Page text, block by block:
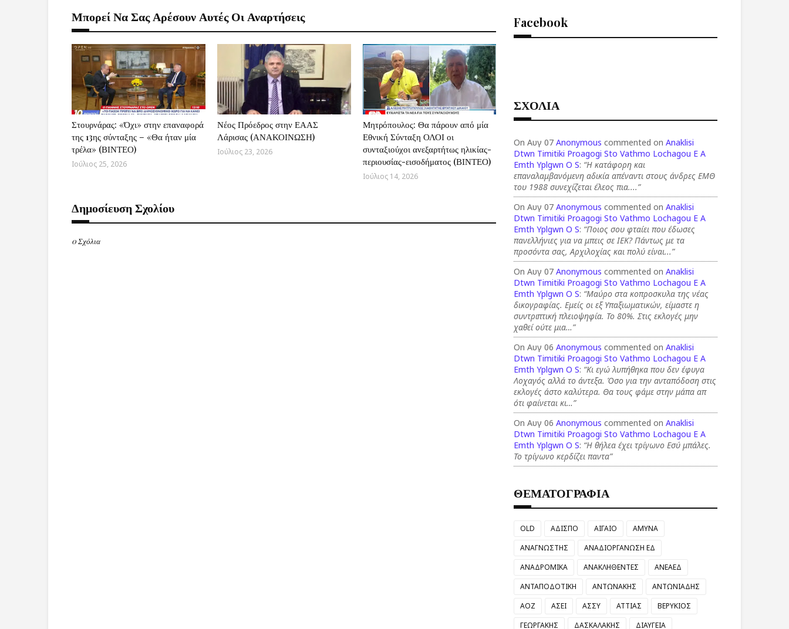
Μπορεί Να Σας Αρέσουν Αυτές Οι Αναρτήσεις
Στουρνάρας: «Όχι» στην επαναφορά
της 13ης σύνταξης – «Θα ήταν μία
τρέλα» (ΒΙΝΤΕΟ)
Ιούλιος 25, 2026
Νέος Πρόεδρος στην ΕΑΑΣ
Λάρισας (ΑΝΑΚΟΙΝΩΣΗ)
Ιούλιος 23, 2026
Μητρόπουλος: Θα πάρουν από μία
Εθνική Σύνταξη ΟΛΟΙ οι
συνταξιούχοι ανεξαρτήτως ηλικίας-
περιουσίας-εισοδήματος (ΒΙΝΤΕΟ)
Ιούλιος 14, 2026
Δημοσίευση Σχολίου
0 Σχόλια
Facebook
ΣΧΟΛΙΑ
On Αυγ 07Anonymous commented onAnaklisi
Dtwn Timitiki Proagogi Sto Vathmo Lochagou E A
Emth Yplgwn O S: “Η κατάφορη και
επαναλαμβανόμενη αδικία απέναντι στους άνδρες ΕΜΘ
του 1988 συνεχίζεται έλεος πια....”
On Αυγ 07Anonymous commented onAnaklisi
Dtwn Timitiki Proagogi Sto Vathmo Lochagou E A
Emth Yplgwn O S: “Ποιος σου φταίει που έδωσες
πανελλήνιες για να μπεις σε ΙΕΚ? Πάντως με τα
προσόντα σας, Αρχιλοχίας και πολύ είναι...”
On Αυγ 07Anonymous commented onAnaklisi
Dtwn Timitiki Proagogi Sto Vathmo Lochagou E A
Emth Yplgwn O S: “Μαύρο στα κοπροσκυλα της νέας
δικογραφίας. Εμείς οι εξ Υπαξιωματικών, είμαστε η
συντριπτική πλειοψηφία. Το 80%. Στις εκλογές μην
χαθεί ούτε μια…”
On Αυγ 06Anonymous commented onAnaklisi
Dtwn Timitiki Proagogi Sto Vathmo Lochagou E A
Emth Yplgwn O S: “Κι εγώ λυπήθηκα που δεν έφυγα
Λοχαγός αλλά το άντεξα. Όσο για την ανταπόδοση στις
εκλογές άστο καλύτερα. Θα τους φάμε στην μάπα απ
ότι φαίνεται κι…”
On Αυγ 06Anonymous commented onAnaklisi
Dtwn Timitiki Proagogi Sto Vathmo Lochagou E A
Emth Yplgwn O S: “Η θήλεα έχει τρίγωνο Εσύ μπάλες.
Το τρίγωνο κερδίζει παντα”
ΘΕΜΑΤΟΓΡΑΦΙΑ
OLD ΑΔΙΣΠΟ ΑΙΓΑΙΟ
ΑΜΥΝΑ
ΑΝΑΓΝΩΣΤΗΣ
ΑΝΑΔΙΟΡΓΑΝΩΣΗ ΕΔ
ΑΝΑΔΡΟΜΙΚΑ
ΑΝΑΚΛΗΘΕΝΤΕΣ
ΑΝΕΑΕΔ
ΑΝΤΑΠΟΔΟΤΙΚΗ
ΑΝΤΩΝΑΚΗΣ
ΑΝΤΩΝΙΑΔΗΣ
ΑΟΖ
ΑΣΕΙ ΑΣΣΥ ΑΤΤΙΑΣ
ΒΕΡΥΚΙΟΣ
ΓΕΩΡΓΑΚΗΣ
ΔΑΣΚΑΛΑΚΗΣ ΔΙΑΥΓΕΙΑ